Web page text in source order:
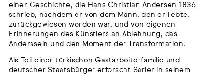
einer Geschichte, die Hans Christian Andersen 1836
schrieb, nachdem er von dem Mann, den er liebte,
zurückgewiesen worden war, und von eigenen
Erinnerungen des Künstlers an Ablehnung, das
Anderssein und den Moment der Transformation.
Als Teil einer türkischen Gastarbeiterfamilie und
deutscher Staatsbürger erforscht Sarier in seinem